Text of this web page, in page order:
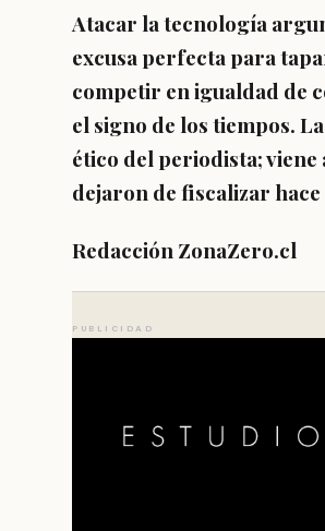
Atacar la tecnología
excusa perfecta para
competir en igualdad de
el signo de los tiempos.
ético del periodista; viene
dejaron de fiscalizar
Redacción ZonaZero.cl
PUBLICIDAD